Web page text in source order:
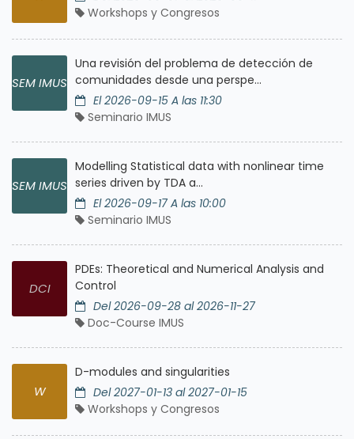
Workshops y Congresos
SEM IMUS
Una revisión del problema de detección de
comunidades desde una perspe...
El 2026-09-15 A las 11:30
Seminario IMUS
SEM IMUS
Modelling Statistical data with nonlinear time
series driven by TDA a...
El 2026-09-17 A las 10:00
Seminario IMUS
DCI
PDEs: Theoretical and Numerical Analysis and
Control
Del 2026-09-28 al 2026-11-27
Doc-Course IMUS
W
D-modules and singularities
Del 2027-01-13 al 2027-01-15
Workshops y Congresos